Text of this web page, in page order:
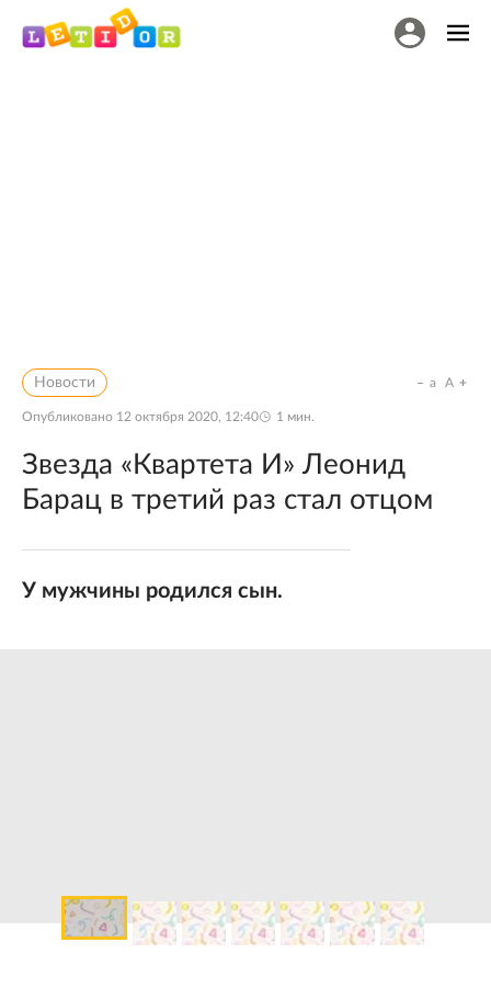
Новости
Опубликовано 12 октября 2020, 12:40 1 мин.
a A
Звезда «Квартета И» Леонид
Барац в третий раз стал отцом
У мужчины родился сын.